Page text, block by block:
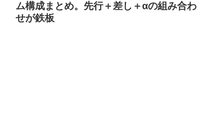
ム構成まとめ。先行＋差し＋αの組み合わ
せが鉄板